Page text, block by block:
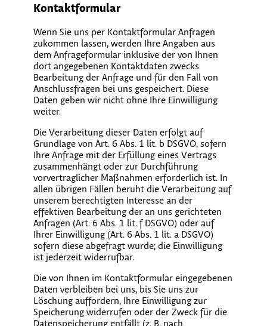
Kontaktformular
Wenn Sie uns per Kontaktformular Anfragen
zukommen lassen, werden Ihre Angaben aus
dem Anfrageformular inklusive der von Ihnen
dort angegebenen Kontaktdaten zwecks
Bearbeitung der Anfrage und für den Fall von
Anschlussfragen bei uns gespeichert. Diese
Daten geben wir nicht ohne Ihre Einwilligung
weiter.
Die Verarbeitung dieser Daten erfolgt auf
Grundlage von Art. 6 Abs. 1 lit. b DSGVO, sofern
Ihre Anfrage mit der Erfüllung eines Vertrags
zusammenhängt oder zur Durchführung
vorvertraglicher Maßnahmen erforderlich ist. In
allen übrigen Fällen beruht die Verarbeitung auf
unserem berechtigten Interesse an der
effektiven Bearbeitung der an uns gerichteten
Anfragen (Art. 6 Abs. 1 lit. f DSGVO) oder auf
Ihrer Einwilligung (Art. 6 Abs. 1 lit. a DSGVO)
sofern diese abgefragt wurde; die Einwilligung
ist jederzeit widerrufbar.
Die von Ihnen im Kontaktformular eingegebenen
Daten verbleiben bei uns, bis Sie uns zur
Löschung auffordern, Ihre Einwilligung zur
Speicherung widerrufen oder der Zweck für die